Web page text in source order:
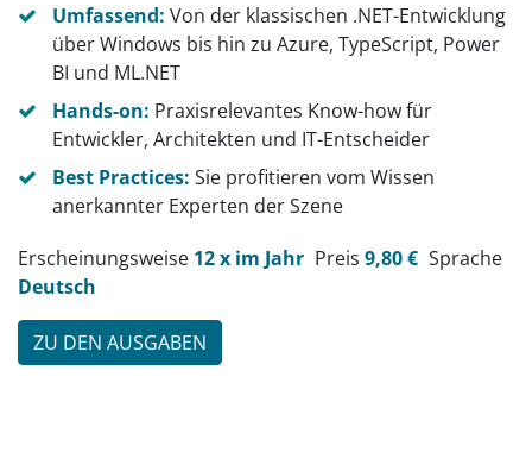
Umfassend: Von der klassischen .NET-Entwicklung
über Windows bis hin zu Azure, TypeScript, Power
BI und ML.NET
Hands-on: Praxisrelevantes Know-how für
Entwickler, Architekten und IT-Entscheider
Best Practices: Sie profitieren vom Wissen
anerkannter Experten der Szene
Erscheinungsweise 12 x im Jahr Preis 9,80 € Sprache
Deutsch
ZU DEN AUSGABEN